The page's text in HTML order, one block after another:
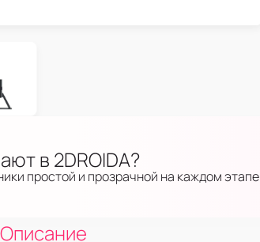
в 2DROIDA?
простой и прозрачной на каждом этапе
Описание